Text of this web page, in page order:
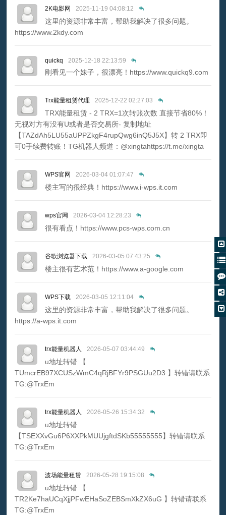
2K电影网 2025-11-19 04:08:12
这里的资源非常丰富，帮助我解决了很多问题。
https://www.2kdy.com
quickq 2025-12-18 22:13:59
刚看见一个妹子，很漂亮！https://www.quickq9.com
Trx能量租赁代理 2025-12-22 02:27:03
TRX能量租赁 - 2 TRX=1次转账次数 直接节省80%！
无视对方有没有U或者是否交易所- 复制地址
【TAZdAh5LU55aUPPZkgF4rupQwg6inQ5J5X】转 2 TRX即
可0手续费转账！TG机器人频道：@xingtahttps://t.me/xingta
WPS官网 2026-03-04 01:07:47
楼主写的很经典！https://www.i-wps.it.com
wps官网 2026-03-04 12:28:23
很有看点！https://www.pcs-wps.com.cn
谷歌浏览器下载 2026-03-05 07:43:25
楼主很有艺术范！https://www.a-google.com
WPS下载 2026-03-05 12:11:04
这里的资源非常丰富，帮助我解决了很多问题。
https://a-wps.it.com
trx能量机器人 2026-05-07 03:44:49
u地址转错 【
TUmcrEB97XCUSzWmC4qRjBFYr9PSGUu2D3 】转错请联系
TG:@TrxEm
trx能量机器人 2026-05-26 15:34:32
u地址转错
【TSEXXvGu6P6XXPkMUUjgftdSKb55555555】转错请联系
TG:@TrxEm
波场能量租赁 2026-05-28 19:15:08
u地址转错 【
TR2Ke7haUCqXjjPFwEHaSoZEBSmXkZX6uG 】转错请联系
TG:@TrxEm